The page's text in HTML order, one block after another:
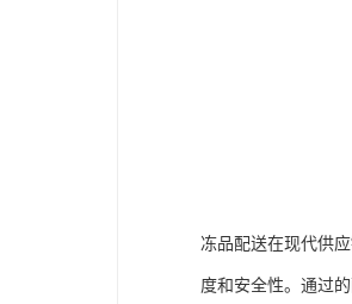
冻品配送在现代供
度和安全性。通过